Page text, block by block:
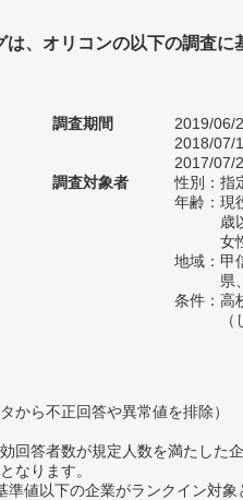
は、オリコンの以下の調査に
調査期間
2019/06/
2018/07/
2017/07/
調査対象者
性別：指
年齢：現
歳
女
地域：甲
県
条件：高
から不正回答や異常値を排除）
答者数が規定人数を満たした
なります。
値以下の企業がランクイン対象